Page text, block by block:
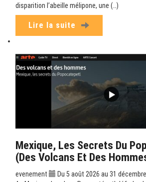
disparition l’abeille mélipone, une (…)
Lire la suite
Mexique, Les Secrets Du
(Des Volcans Et Des
evenement
Du 5 août 2026 au 31